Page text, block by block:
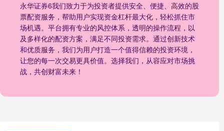
永华证券6我们致力于为投资者提供安全、便捷、高效的股
票配资服务，帮助用户实现资金杠杆最大化，轻松抓住市
场机遇。平台拥有专业的风控体系，透明的操作流程，以
及多样化的配资方案，满足不同投资需求。通过创新技术
和优质服务，我们为用户打造一个值得信赖的投资环境，
让您的每一次交易更具价值。选择我们，从容应对市场挑
战，共创财富未来！